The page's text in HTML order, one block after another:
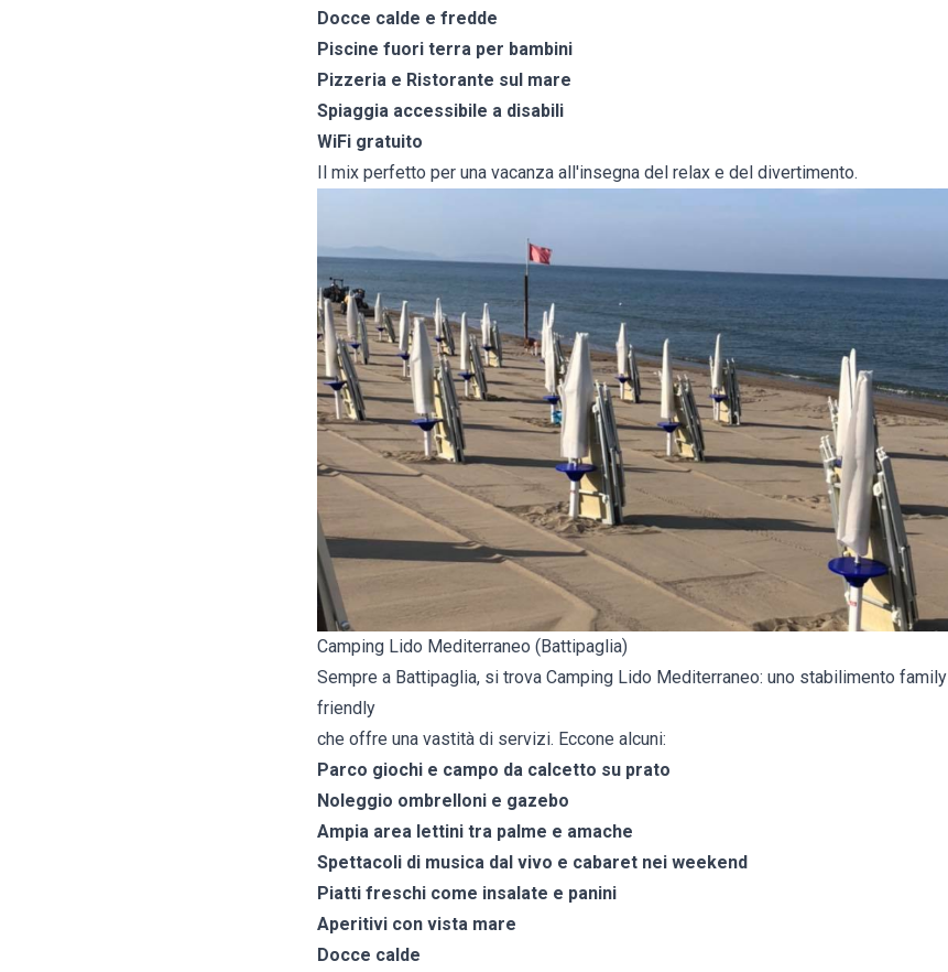
Docce calde e fredde
Piscine fuori terra per bambini
Pizzeria e Ristorante sul mare
Spiaggia accessibile a disabili
WiFi gratuito
Il mix perfetto per una vacanza all'insegna del relax e del divertimento.
Camping Lido Mediterraneo (Battipaglia)
Sempre a Battipaglia, si trova Camping Lido Mediterraneo: uno stabilimento family
friendly
che offre una vastità di servizi. Eccone alcuni:
Parco giochi e campo da calcetto su prato
Noleggio ombrelloni e gazebo
Ampia area lettini tra palme e amache
Spettacoli di musica dal vivo e cabaret nei weekend
Piatti freschi come insalate e panini
Aperitivi con vista mare
Docce calde